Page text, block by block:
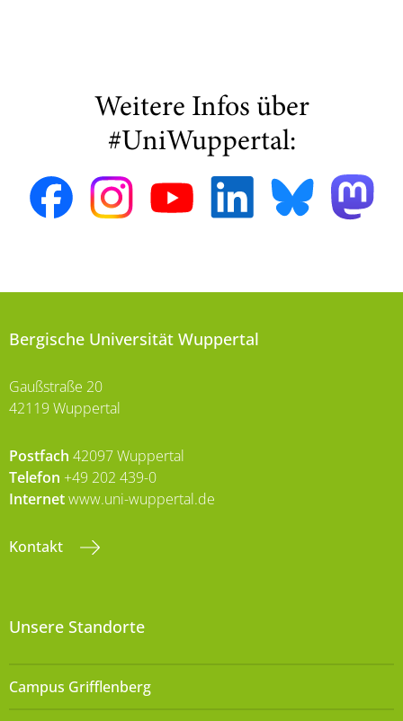
Weitere Infos über
#UniWuppertal:
Bergische Universität Wuppertal
Gaußstraße 20
42119 Wuppertal
Postfach 42097 Wuppertal
Telefon +49 202 439-0
Internetwww.uni-wuppertal.de
Kontakt
Unsere Standorte
Campus Grifflenberg